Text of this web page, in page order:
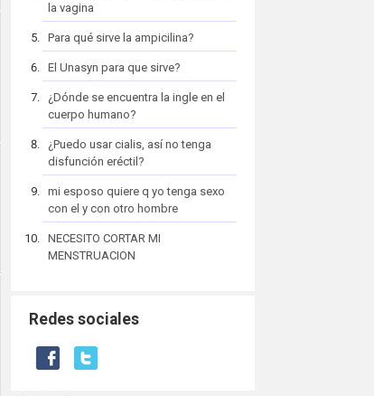
la vagina
Para qué sirve la ampicilina?
El Unasyn para que sirve?
¿Dónde se encuentra la ingle en el
cuerpo humano?
¿Puedo usar cialis, así no tenga
disfunción eréctil?
mi esposo quiere q yo tenga sexo
con el y con otro hombre
NECESITO CORTAR MI
MENSTRUACION
Redes sociales